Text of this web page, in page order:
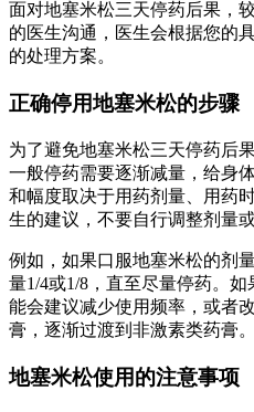
面对地塞米松三天停药后果，
的医生沟通，医生会根据您的
的处理方案。
正确停用地塞米松的步骤
为了避免地塞米松三天停药后
一般停药需要逐渐减量，给身
和幅度取决于用药剂量、用药
生的建议，不要自行调整剂量或
例如，如果口服地塞米松的剂
量1/4或1/8，直至尽量停药。
能会建议减少使用频率，或者
膏，逐渐过渡到非激素类药膏。
地塞米松使用的注意事项